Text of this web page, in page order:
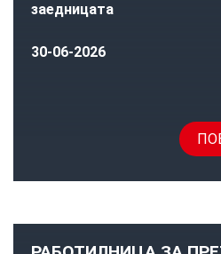
заедницата
30-06-2026